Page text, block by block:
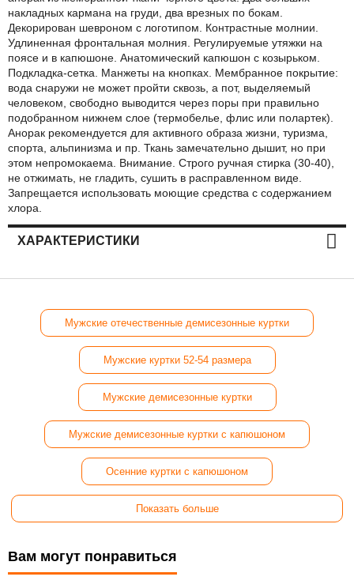
накладных кармана на груди, два врезных по бокам.
Декорирован шевроном с логотипом. Контрастные молнии.
Удлиненная фронтальная молния. Регулируемые утяжки на
поясе и в капюшоне. Анатомический капюшон с козырьком.
Подкладка-сетка. Манжеты на кнопках. Мембранное покрытие:
вода снаружи не может пройти сквозь, а пот, выделяемый
человеком, свободно выводится через поры при правильно
подобранном нижнем слое (термобелье, флис или полартек).
Анорак рекомендуется для активного образа жизни, туризма,
спорта, альпинизма и пр. Ткань замечательно дышит, но при
этом непромокаема. Внимание. Строго ручная стирка (30-40),
не отжимать, не гладить, сушить в расправленном виде.
Запрещается использовать моющие средства с содержанием
хлора.
ХАРАКТЕРИСТИКИ
Мужские отечественные демисезонные куртки
Мужские куртки 52-54 размера
Мужские демисезонные куртки
Мужские демисезонные куртки с капюшоном
Осенние куртки с капюшоном
Показать больше
Вам могут понравиться